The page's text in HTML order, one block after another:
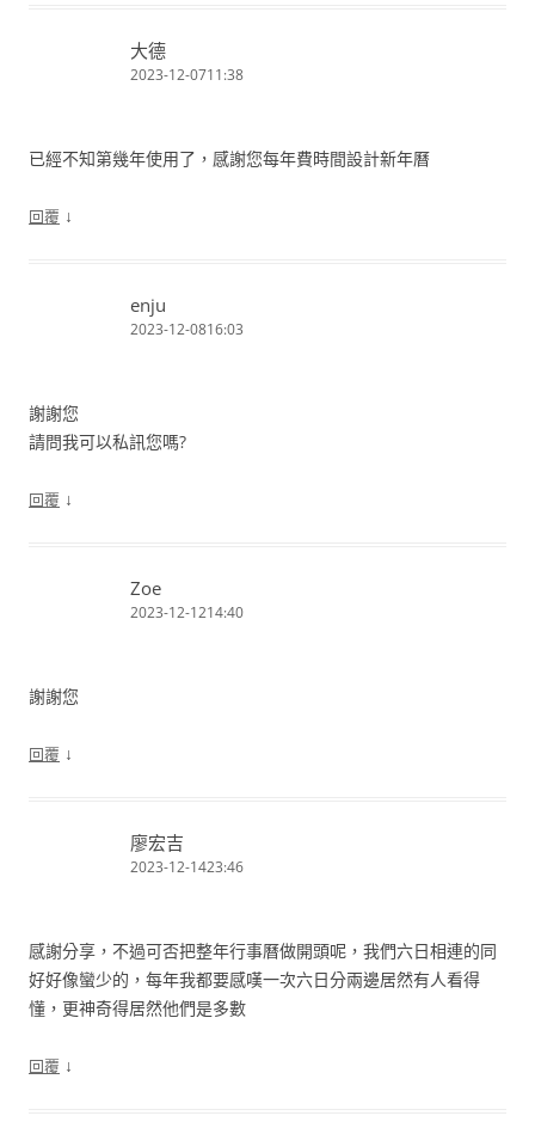
大德
2023-12-0711:38
已經不知第幾年使用了，感謝您每年費時間設計新年曆
回覆 ↓
enju
2023-12-0816:03
謝謝您
請問我可以私訊您嗎?
回覆 ↓
Zoe
2023-12-1214:40
謝謝您
回覆 ↓
廖宏吉
2023-12-1423:46
感謝分享，不過可否把整年行事曆做開頭呢，我們六日相連的同
好好像蠻少的，每年我都要感嘆一次六日分兩邊居然有人看得
懂，更神奇得居然他們是多數
回覆 ↓